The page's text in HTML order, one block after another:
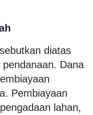
diatas
Dana
Pembiayaan
lahan,